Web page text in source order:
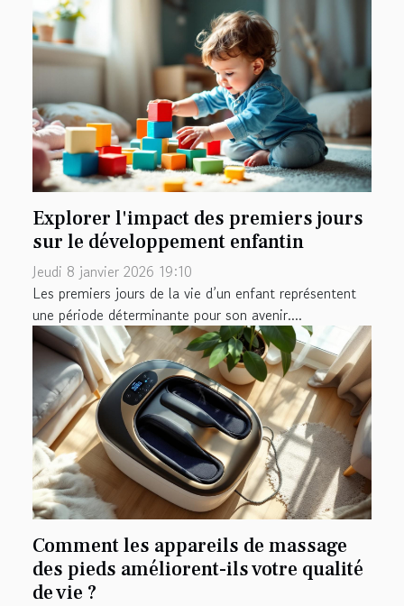
Explorer l'impact des premiers jours
sur le développement enfantin
Jeudi 8 janvier 2026 19:10
Les premiers jours de la vie d’un enfant représentent
une période déterminante pour son avenir....
Comment les appareils de massage
des pieds améliorent-ils votre qualité
de vie ?